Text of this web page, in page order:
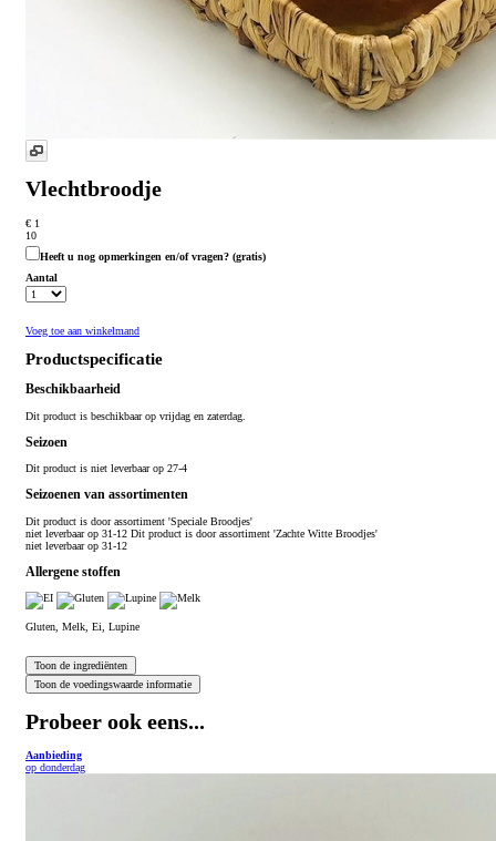
Vlechtbroodje
€ 1
10
Heeft u nog opmerkingen en/of vragen? (gratis)
Aantal
Voeg toe aan winkelmand
Productspecificatie
Beschikbaarheid
Dit product is beschikbaar op vrijdag en zaterdag.
Seizoen
Dit product is niet leverbaar op 27-4
Seizoenen van assortimenten
Dit product is door assortiment 'Speciale Broodjes'
niet leverbaar op 31-12 Dit product is door assortiment 'Zachte Witte Broodjes'
niet leverbaar op 31-12
Allergene stoffen
Gluten, Melk, Ei, Lupine
Probeer ook eens...
Aanbieding
op donderdag